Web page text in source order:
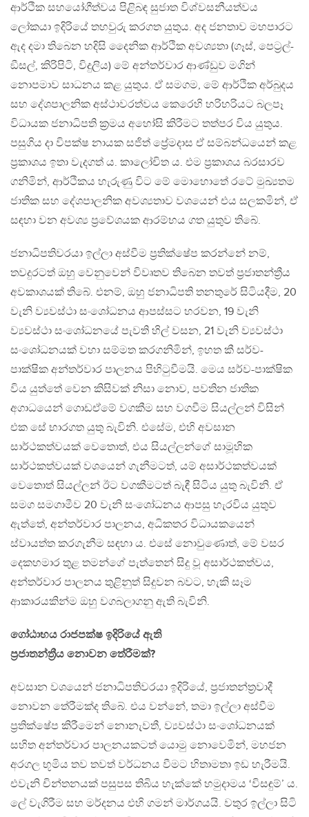
ආර්ථික සහයෝගීත්වය පිළිබඳ සුජාත විශ්වසනීයත්වය
ලෝකයා ඉදිරියේ තහවුරු කරගත යුතුය. අද ජනතාව මහපාරට
ඇද දමා තිබෙන හදිසි දෛනික ආර්ථික අවශ්‍යතා (ගෑස්, පෙට්‍රල්-
ඞීසල්, කිරිපිටි, විදුලිය) මේ අන්තර්වාර ආණ්ඩුව මගින්
නොපමාව සාධනය කළ යුතුය. ඒ සමගම, මේ ආර්ථික අර්බුදය
සහ දේශපාලනික අස්ථාවරත්වය කෙරෙහි හරිහරියට බලපෑ
විධායක ජනාධිපති ක්‍රමය අහෝසි කිරීමට තත්පර විය යුතුය.
පසුගිය දා විපක්ෂ නායක සජිත් ප්‍රේමදාස ඒ සම්බන්ධයෙන් කළ
ප්‍රකාශය ඉතා වැදගත් ය. කාලෝචිත ය. එම ප්‍රකාශය බරසාරව
ගනිමින්, ආර්ථිකය හැරුණු විට මේ මොහොතේ රටේ මුඛ්‍යතම
ජාතික සහ දේශපාලනික අවශ්‍යතාව වශයෙන් එය සලකමින්, ඒ
සඳහා වන අවශ්‍ය ප්‍රවේශයක ආරම්භය ගත යුතුව තිබේ.
ජනාධිපතිවරයා ඉල්ලා අස්වීම ප්‍රතික්ෂේප කරන්නේ නම්,
තවදුරටත් ඔහු වෙනුවෙන් විවෘතව තිබෙන තවත් ප්‍රජාතන්ත්‍රීය
අවකාශයක් තිබේ. එනම්, ඔහු ජනාධිපති තනතුරේ සිටියදීම, 20
වැනි ව්‍යවස්ථා සංශෝධනය ආපස්සට හරවන, 19 වැනි
ව්‍යවස්ථා සංශෝධනයේ පැවති හිල් වසන, 21 වැනි ව්‍යවස්ථා
සංශෝධනයක් වහා සම්මත කරගනිමින්, ඉහත කී සර්ව-
පාක්ෂික අන්තර්වාර පාලනය පිහිටුවීමයි. මෙය සර්ව-පාක්ෂික
විය යුත්තේ වෙන කිසිවක් නිසා නොව, පවතින ජාතික
අගාධයෙන් ගොඩඒමේ වගකීම සහ වගවීම සියල්ලන් විසින්
එක සේ භාරගත යුතු බැවිනි. එසේම, එහි අවසාන
සාර්ථකත්වයක් වෙතොත්, එය සියල්ලන්ගේ සාමූහික
සාර්ථකත්වයක් වශයෙන් ගැනීමටත්, යම් අසාර්ථකත්වයක්
වෙතොත් සියල්ලන් ඊට වගකීමටත් බැඳී සිටිය යුතු බැවිනි. ඒ
සමග සමගාමීව 20 වැනි සංශෝධනය ආපසු හැරවිය යුතුව
ඇත්තේ, අන්තර්වාර පාලනය, අධිකතර විධායකයෙන්
ස්වායත්ත කරගැනීම සඳහා ය. එසේ නොවුණොත්, මේ වසර
දෙකහමාර තුළ තමන්ගේ පැත්තෙන් සිදු වූ අසාර්ථකත්වය,
අන්තර්වාර පාලනය තුළිනුත් සිදුවන බවට, හැකි සෑම
ආකාරයකින්ම ඔහු වගබලාගනු ඇති බැවිනි.
ගෝඨාභය රාජපක්ෂ ඉදිරියේ ඇති
ප්‍රජාතන්ත්‍රීය නොවන තේරීමක්?
අවසාන වශයෙන් ජනාධිපතිවරයා ඉදිරියේ, ප්‍රජාතන්ත්‍රවාදී
නොවන තේරීමක්ද තිබේ. එය වන්නේ, තමා ඉල්ලා අස්වීම
ප්‍රතික්ෂේප කිරීමෙන් නොනැවතී, ව්‍යවස්ථා සංශෝධනයක්
සහිත අන්තර්වාර පාලනයකටත් යොමු නොවෙමින්, මහජන
අරගල භූමිය තව තවත් වර්ධනය වීමට හිතාමතා ඉඩ හැරීමයි.
එවැනි චින්තනයක් පසුපස තිබිය හැක්කේ හමුදාමය ‘විසඳුම්’ ය.
ලේ වැගිරීම සහ මර්දනය එහි ගමන් මාර්ගයයි. වතුර ඉල්ලා සිටි